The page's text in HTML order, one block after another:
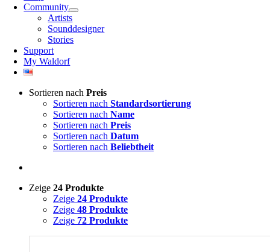
Community
Artists
Sounddesigner
Stories
Support
My Waldorf
Sortieren nach Preis
Sortieren nach Standardsortierung
Sortieren nach Name
Sortieren nach Preis
Sortieren nach Datum
Sortieren nach Beliebtheit
Zeige 24 Produkte
Zeige 24 Produkte
Zeige 48 Produkte
Zeige 72 Produkte